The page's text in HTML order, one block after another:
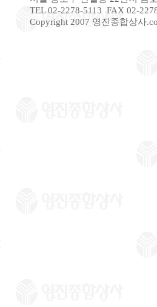
TEL 02-2278-5113 FAX 02-
Copyright 2007 영진종합상사